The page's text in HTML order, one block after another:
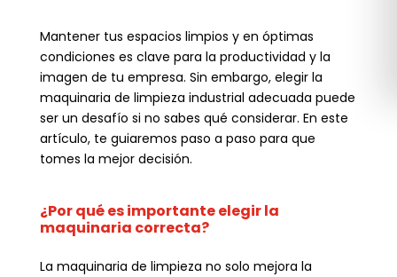
Mantener tus espacios limpios y en óptimas
condiciones es clave para la productividad y la
imagen de tu empresa. Sin embargo, elegir la
maquinaria de limpieza industrial adecuada puede
ser un desafío si no sabes qué considerar. En este
artículo, te guiaremos paso a paso para que
tomes la mejor decisión.
¿Por qué es importante elegir la
maquinaria correcta?
La maquinaria de limpieza no solo mejora la